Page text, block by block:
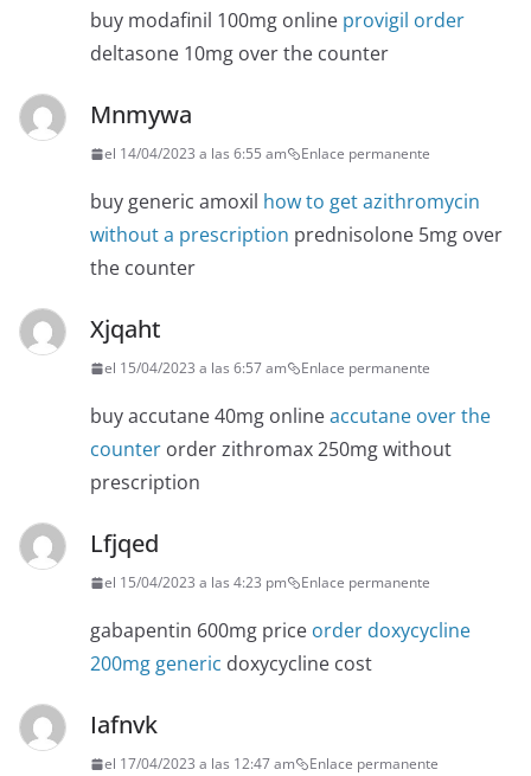
buy modafinil 100mg online provigil order
deltasone 10mg over the counter
Mnmywa
el 14/04/2023 a las 6:55 am Enlace permanente
buy generic amoxil how to get azithromycin
without a prescription prednisolone 5mg over
the counter
Xjqaht
el 15/04/2023 a las 6:57 am Enlace permanente
buy accutane 40mg onlineaccutane over the
counter order zithromax 250mg without
prescription
Lfjqed
el 15/04/2023 a las 4:23 pm Enlace permanente
gabapentin 600mg price order doxycycline
200mg generic doxycycline cost
Iafnvk
el 17/04/2023 a las 12:47 am Enlace permanente